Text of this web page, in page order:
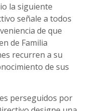
la siguiente
señale a todos
de que
de Familia
recurren a su
de sus
perseguidos por